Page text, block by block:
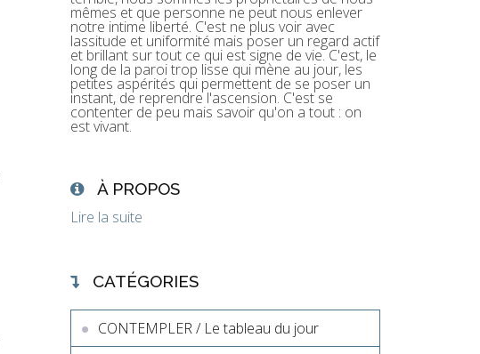
mêmes et que personne ne peut nous enlever
notre intime liberté. C'est ne plus voir avec
lassitude et uniformité mais poser un regard actif
et brillant sur tout ce qui est signe de vie. C'est, le
long de la paroi trop lisse qui mène au jour, les
petites aspérités qui permettent de se poser un
instant, de reprendre l'ascension. C'est se
contenter de peu mais savoir qu'on a tout : on
est vivant.
À PROPOS
Lire la suite
CATÉGORIES
CONTEMPLER / Le tableau du jour